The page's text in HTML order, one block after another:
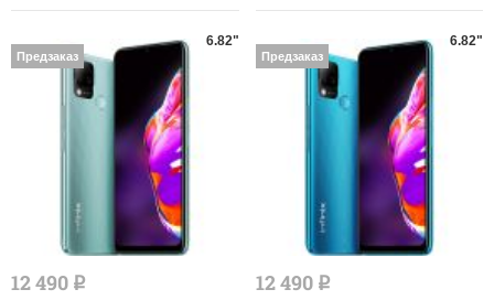
12 490 q
6.82"
Предзаказ
12 490 q
6.82"
Предзаказ